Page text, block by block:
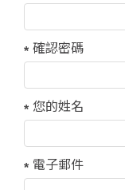
確認密碼
您的姓名
電子郵件